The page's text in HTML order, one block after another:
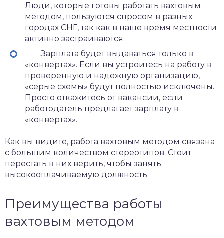
Люди, которые готовы работать вахтовым
методом, пользуются спросом в разных
городах СНГ, так как в наше время местности
активно застраиваются.
Зарплата будет выдаваться только в
«конвертах». Если вы устроитесь на работу в
проверенную и надежную организацию,
«серые схемы» будут полностью исключены.
Просто откажитесь от вакансии, если
работодатель предлагает зарплату в
«конвертах».
Как вы видите, работа вахтовым методом связана
с большим количеством стереотипов. Стоит
перестать в них верить, чтобы занять
высокооплачиваемую должность.
Преимущества работы
вахтовым методом